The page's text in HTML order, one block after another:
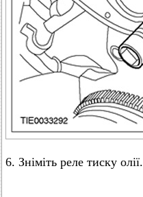
6. Зніміть реле тиску олії.